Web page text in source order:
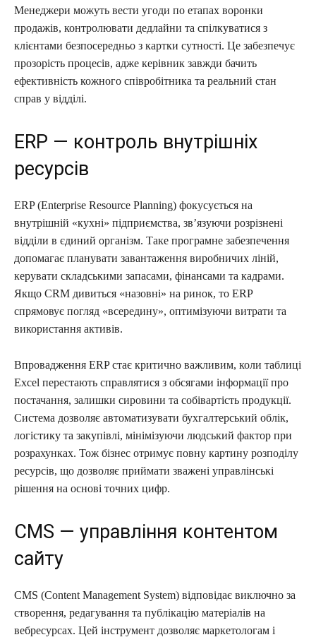
Менеджери можуть вести угоди по етапах воронки
продажів, контролювати дедлайни та спілкуватися з
клієнтами безпосередньо з картки сутності. Це забезпечує
прозорість процесів, адже керівник завжди бачить
ефективність кожного співробітника та реальний стан
справ у відділі.
ERP — контроль внутрішніх
ресурсів
ERP (Enterprise Resource Planning) фокусується на
внутрішній «кухні» підприємства, зв’язуючи розрізнені
відділи в єдиний організм. Таке програмне забезпечення
допомагає планувати завантаження виробничих ліній,
керувати складськими запасами, фінансами та кадрами.
Якщо CRM дивиться «назовні» на ринок, то ERP
спрямовує погляд «всередину», оптимізуючи витрати та
використання активів.
Впровадження ERP стає критично важливим, коли таблиці
Excel перестають справлятися з обсягами інформації про
постачання, залишки сировини та собівартість продукції.
Система дозволяє автоматизувати бухгалтерський облік,
логістику та закупівлі, мінімізуючи людський фактор при
розрахунках. Тож бізнес отримує повну картину розподілу
ресурсів, що дозволяє приймати зважені управлінські
рішення на основі точних цифр.
CMS — управління контентом
сайту
CMS (Content Management System) відповідає виключно за
створення, редагування та публікацію матеріалів на
вебресурсах. Цей інструмент дозволяє маркетологам і